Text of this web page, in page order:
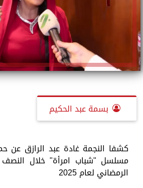
بسمة عبد الحكيم
كشفا النجمة غادة عبد الرازق عن
مسلسل "شباب امرأة" خلال النصف
الرمضاني لعام 2025